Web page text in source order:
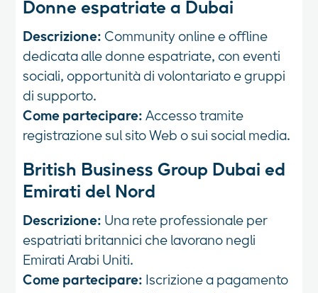
Donne espatriate a Dubai
Descrizione: Community online e offline
dedicata alle donne espatriate, con eventi
sociali, opportunità di volontariato e gruppi
di supporto.
Come partecipare: Accesso tramite
registrazione sul sito Web o sui social media.
British Business Group Dubai ed
Emirati del Nord
Descrizione: Una rete professionale per
espatriati britannici che lavorano negli
Emirati Arabi Uniti.
Come partecipare: Iscrizione a pagamento